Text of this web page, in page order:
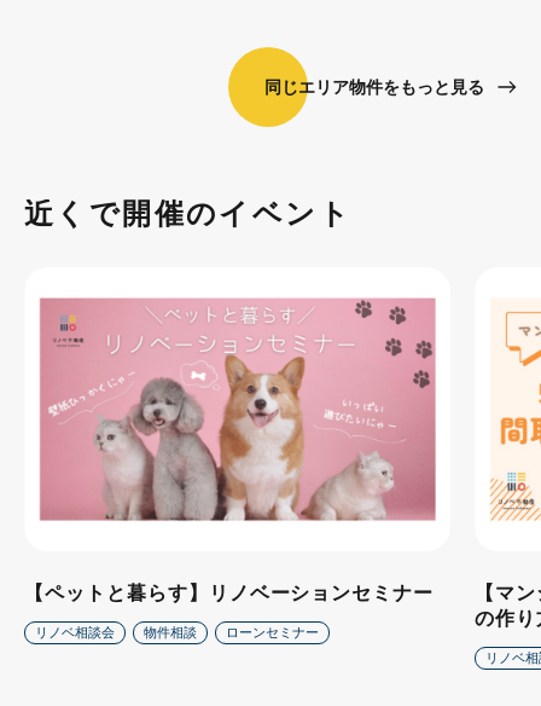
同じエリア物件をもっと見る
近くで開催のイベント
【ペットと暮らす】リノベーションセミナー
リノベ相談会 物件相談 ローンセミナー
【マ
の作り
リノベ